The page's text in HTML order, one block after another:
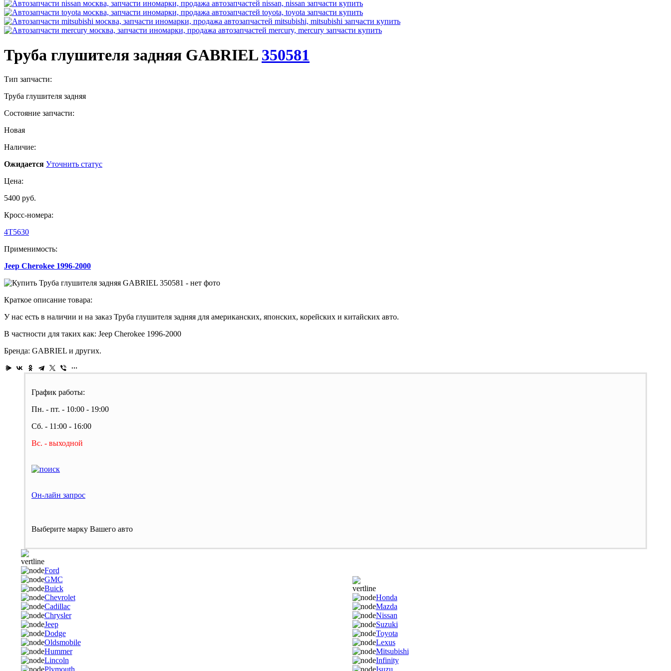
Труба глушителя задняя GABRIEL 350581
Тип запчасти:
Труба глушителя задняя
Состояние запчасти:
Новая
Наличие:
Ожидается Уточнить статус
Цена:
5400 руб.
Кросс-номера:
4T5630
Применимость:
Jeep Cherokee 1996-2000
Краткое описание товара:
У нас есть в наличии и на заказ Труба глушителя задняя для американских, японских, корейских и китайских авто.
В частности для таких как: Jeep Cherokee 1996-2000
Бренда: GABRIEL и других.
График работы:
Пн. - пт. - 10:00 - 19:00
Сб. - 11:00 - 16:00
Вс. - выходной
Он-лайн запрос
Выберите марку Вашего авто
Ford
GMC
Buick
Chevrolet
Cadillac
Chrysler
Jeep
Dodge
Oldsmobile
Hummer
Lincoln
Plymouth
Honda
Mazda
Nissan
Suzuki
Toyota
Lexus
Mitsubishi
Infinity
Isuzu